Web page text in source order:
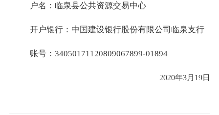
户名：临泉县公共资源交易中心
开户银行：中国建设银行股份有限公司临泉支行
账号：34050171120809067899-01894
2020年3月19日